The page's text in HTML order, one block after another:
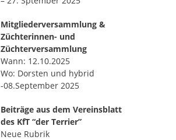
Mitgliederversammlung &
Züchterinnen- und
Züchterversammlung
Wann: 12.10.2025
Wo: Dorsten und hybrid
-08.September 2025
Beiträge aus dem Vereinsblatt
des KfT “der Terrier”
Neue Rubrik